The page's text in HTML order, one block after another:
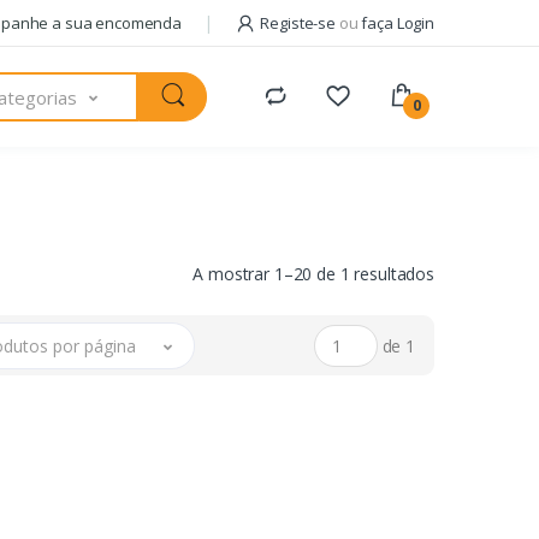
a sua encomenda Registe-se oufaça Login
0
A mostrar 1–20 de 1 resultados
por página de 1